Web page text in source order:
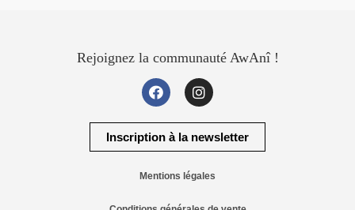
Rejoignez la communauté AwAnî !
Inscription à la newsletter
Mentions légales